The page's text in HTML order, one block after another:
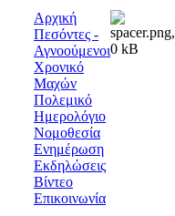
Αρχική
Πεσόντες -
Αγνοούμενοι
Χρονικό
Μαχών
Πολεμικό
Ημερολόγιο
Νομοθεσία
Ενημέρωση
Εκδηλώσεις
Βίντεο
Επικοινωνία